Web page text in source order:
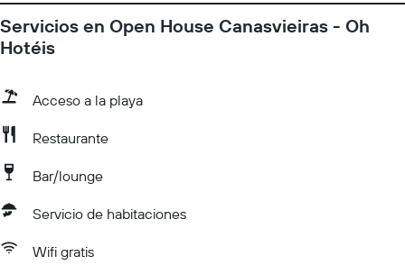
Servicios en Open House Canasvieiras - Oh
Hotéis
Acceso a la playa
Restaurante
Bar/lounge
Servicio de habitaciones
Wifi gratis